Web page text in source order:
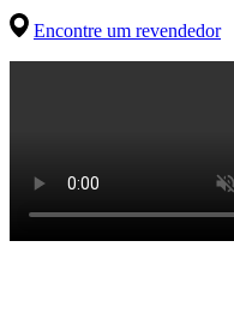
Encontre um revendedor